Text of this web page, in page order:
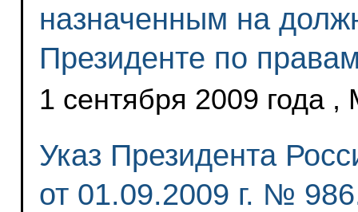
назначенным на
Президенте по
1 сентября 2009 года
Указ Президента
от 01.09.2009 г. №